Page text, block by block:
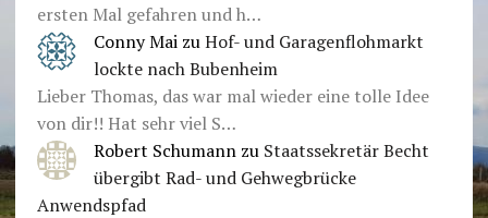
ersten Mal gefahren und h…
Conny Mai zu Hof- und Garagenflohmarkt
lockte nach Bubenheim
Lieber Thomas, das war mal wieder eine tolle Idee
von dir!! Hat sehr viel S…
Robert Schumann zu Staatssekretär Becht
übergibt Rad- und Gehwegbrücke
Anwendspfad